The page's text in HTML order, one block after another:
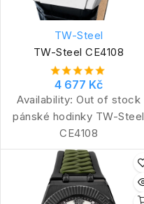
TW-Steel
TW-Steel CE4108
4 677 Kč
Availability: Out of stock
pánské hodinky TW-Steel
CE4108